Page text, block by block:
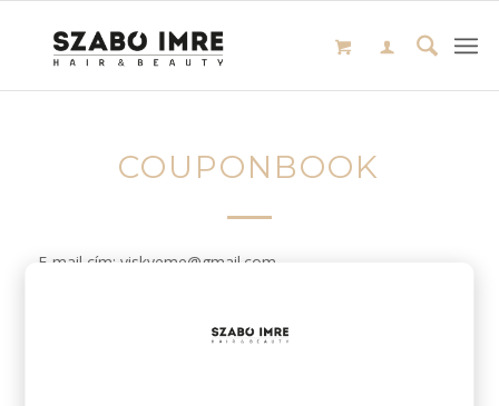
COUPONBOOK
E-mail cím: viskyeme@gmail.com
2024-04-23 SZERZŐ: